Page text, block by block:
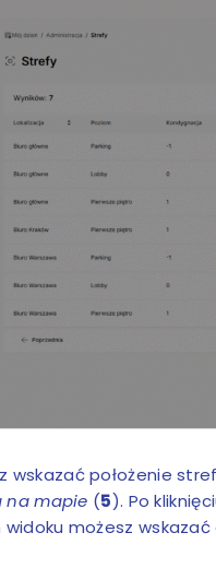
wskazać położenie
na mapie (5). Po
możesz